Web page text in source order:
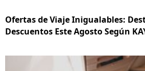
Ofertas de Viaje Inigualables:
Descuentos Este Agosto Según